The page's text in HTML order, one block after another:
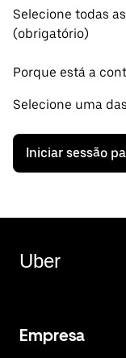
Selecione todas
(obrigatório)
Porque está a
Selecione uma
Iniciar sessão
Uber
Empresa